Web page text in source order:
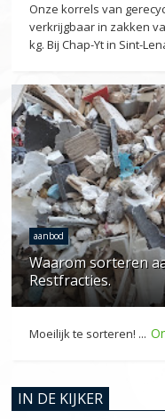
Onze korrels van
verkrijgbaar in zakken
kg. Bij Chap-Yt in Sint-
aanbod
Waarom sorteren
Restfracties.
Moeilijk te sorteren! ...
IN DE KIJKER